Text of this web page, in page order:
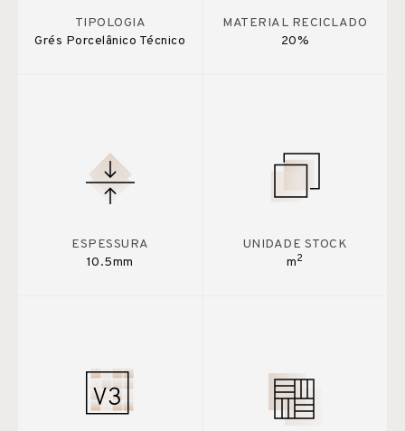
TIPOLOGIA
Grés Porcelânico Técnico
MATERIAL RECICLADO
20%
ESPESSURA
10.5mm
UNIDADE STOCK
m2